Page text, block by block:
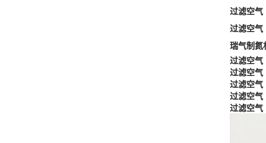
过滤空
过滤空
瑞气制
过滤空
过滤空气
过滤空气
过滤空气
过滤空气